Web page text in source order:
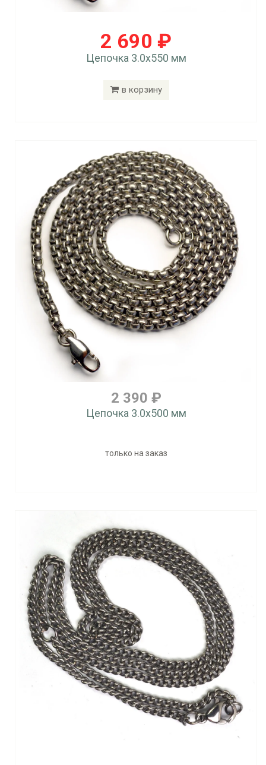
2 690 ₽
Цепочка 3.0x550 мм
в корзину
2 390 ₽
Цепочка 3.0x500 мм
только на заказ